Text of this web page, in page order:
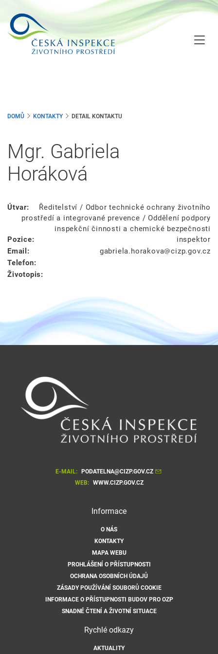
hlavnímu
obsahu
DOMŮ KONTAKTY DETAIL KONTAKTU
Mgr. Gabriela
Horáková
Útvar:
Ředitelství / Odbor technické ochrany životního
prostředí a integrované prevence / Oddělení podpory
inspekční činnosti a chemické bezpečnosti
Pozice:
inspektor
Email:
gabriela.horakova
cizp.gov.cz
Telefon:
Životopis:
E-MAIL: PODATELNA@CIZP.GOV.CZ
WEB: WWW.CIZP.GOV.CZ
Informace
O NÁS
KONTAKTY
MAPA WEBU
PROHLÁŠENÍ O PŘÍSTUPNOSTI
OCHRANA OSOBNÍCH ÚDAJŮ
ZÁSADY POUŽÍVÁNÍ SOUBORŮ COOKIE
INFORMACE O PŘÍSTUPNOSTI BUDOV PRO OZP
SNADNÉ ČTENÍ A ŽIVOTNÍ SITUACE
Rychlé odkazy
AKTUALITY